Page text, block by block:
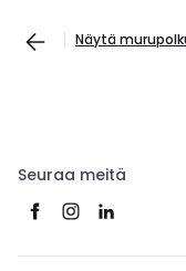
Näytä
Seuraa meitä